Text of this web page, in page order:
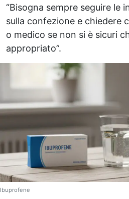
“Bisogna sempre seguire le
sulla confezione e chiedere
o medico se non si è sicuri
appropriato”.
Ibuprofene